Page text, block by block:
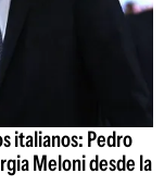
italianos: Pedro
Meloni desde la